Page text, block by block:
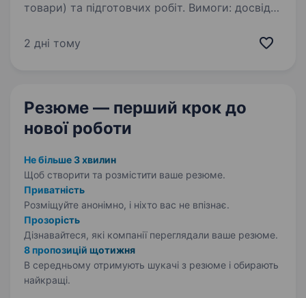
товари) та підготовчих робіт. Вимоги: досвід
вчасно виконувати поставлені завдання.
2 дні тому
Резюме — перший крок до
нової роботи
Не більше 3 хвилин
Щоб створити та розмістити ваше резюме.
Приватність
Розміщуйте анонімно, і ніхто вас не впізнає.
Прозорість
Дізнавайтеся, які компанії переглядали ваше резюме.
8 пропозицій щотижня
В середньому отримують шукачі з резюме і обирають
найкращі.